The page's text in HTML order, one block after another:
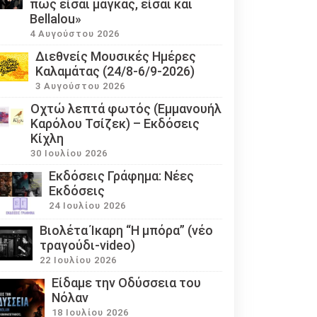
πως είσαι μάγκας, είσαι και
Bellalou»
4 Αυγούστου 2026
Διεθνείς Μουσικές Ημέρες
Καλαμάτας (24/8-6/9-2026)
3 Αυγούστου 2026
Οχτώ λεπτά φωτός (Εμμανουήλ
Καρόλου Τσίζεκ) – Εκδόσεις
Κίχλη
30 Ιουλίου 2026
Εκδόσεις Γράφημα: Νέες
Εκδόσεις
24 Ιουλίου 2026
Βιολέτα Ίκαρη “Η μπόρα” (νέο
τραγούδι-video)
22 Ιουλίου 2026
Eίδαμε την Οδύσσεια του
Νόλαν
18 Ιουλίου 2026